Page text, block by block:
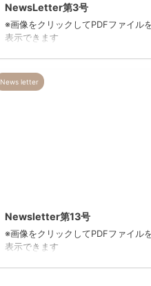
NewsLetter第3号
※画像をクリックしてPDFファイル
表示できます
News letter
Newsletter第13号
※画像をクリックしてPDFファイル
表示できます